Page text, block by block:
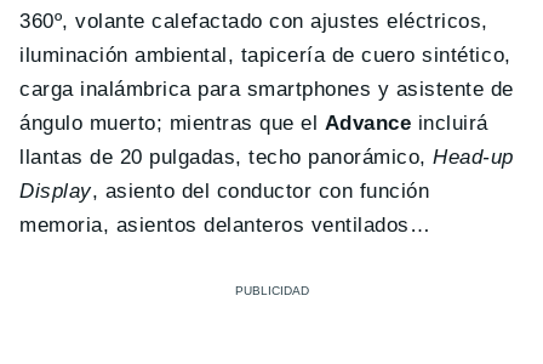
360º, volante calefactado con ajustes eléctricos,
iluminación ambiental, tapicería de cuero sintético,
carga inalámbrica para smartphones y asistente de
ángulo muerto; mientras que el Advance incluirá
llantas de 20 pulgadas, techo panorámico,Head-up
Display, asiento del conductor con función
memoria, asientos delanteros ventilados…